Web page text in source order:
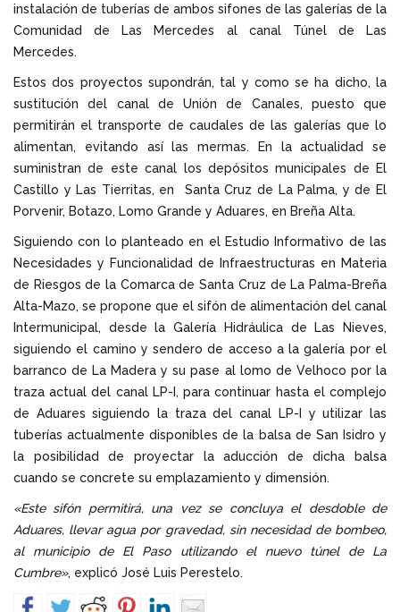
instalación de tuberías de ambos sifones de las galerías de la
Comunidad de Las Mercedes al canal Túnel de Las
Mercedes.
Estos dos proyectos supondrán, tal y como se ha dicho, la
sustitución del canal de Unión de Canales, puesto que
permitirán el transporte de caudales de las galerías que lo
alimentan, evitando así las mermas. En la actualidad se
suministran de este canal los depósitos municipales de El
Castillo y Las Tierritas, en Santa Cruz de La Palma, y de El
Porvenir, Botazo, Lomo Grande y Aduares, en Breña Alta.
Siguiendo con lo planteado en el Estudio Informativo de las
Necesidades y Funcionalidad de Infraestructuras en Materia
de Riesgos de la Comarca de Santa Cruz de La Palma-Breña
Alta-Mazo, se propone que el sifón de alimentación del canal
Intermunicipal, desde la Galería Hidráulica de Las Nieves,
siguiendo el camino y sendero de acceso a la galería por el
barranco de La Madera y su pase al lomo de Velhoco por la
traza actual del canal LP-I, para continuar hasta el complejo
de Aduares siguiendo la traza del canal LP-I y utilizar las
tuberías actualmente disponibles de la balsa de San Isidro y
la posibilidad de proyectar la aducción de dicha balsa
cuando se concrete su emplazamiento y dimensión.
«Este sifón permitirá, una vez se concluya el desdoble de
Aduares, llevar agua por gravedad, sin necesidad de bombeo,
al municipio de El Paso utilizando el nuevo túnel de La
Cumbre», explicó José Luis Perestelo.